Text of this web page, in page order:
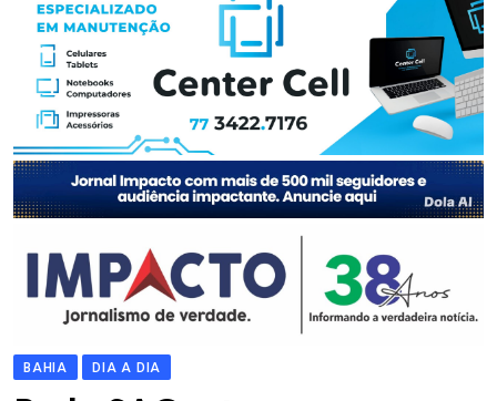
BAHIA DIA A DIA